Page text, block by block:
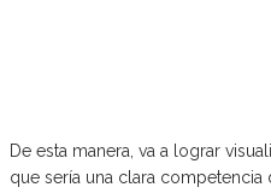
De esta manera, va a lograr
que sería una clara